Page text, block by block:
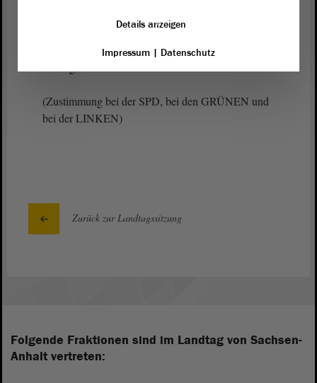
glaube, dass wir im Augenblick mit den 19
Standorten, die wir vorhalten, noch ganz gut
(Zustimmung bei der SPD, bei den GRÜNEN und
bei der LINKEN)
Zurück zur Landtagssitzung
Folgende Fraktionen sind im Landtag von Sachsen-
Anhalt vertreten:
Details anzeigen
Impressum| Datenschutz